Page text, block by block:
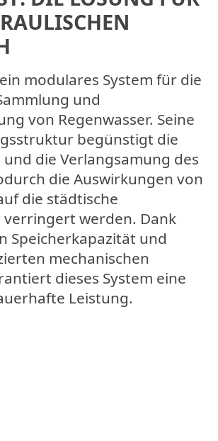
modulares System für die
und
von Regenwasser. Seine
begünstigt die
die Verlangsamung des
die Auswirkungen von
die städtische
werden. Dank
Speicherkapazität und
mechanischen
dieses System eine
Leistung.